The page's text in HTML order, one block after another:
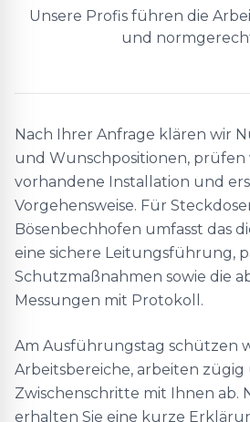
Unsere Profis führen die
und
Nach Ihrer Anfrage klären wir
und Wunschpositionen, prüfen
vorhandene Installation und
Vorgehensweise. Für
Bösenbechhofen umfasst das
eine sichere Leitungsführung,
Schutzmaßnahmen sowie die
Messungen mit Protokoll.
Am Ausführungstag schützen
Arbeitsbereiche, arbeiten
Zwischenschritte mit Ihnen ab.
erhalten Sie eine kurze